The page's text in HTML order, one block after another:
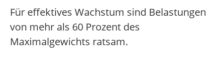
Für effektives Wachstum sind Belastungen
von mehr als 60 Prozent des
Maximalgewichts ratsam.